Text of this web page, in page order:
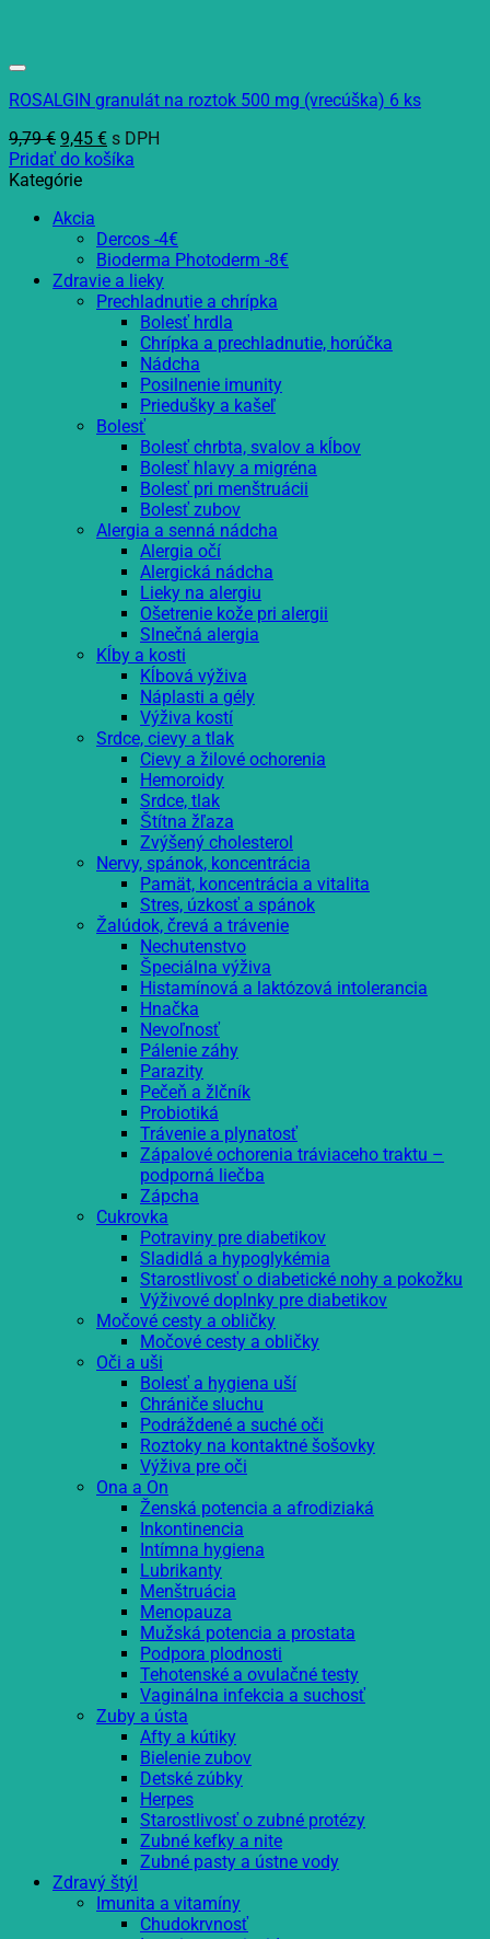
ROSALGIN granulát na roztok 500 mg (vrecúška) 6 ks
9,79€ Pôvodná
cena
bola:
9,45 €Aktuálna
cena
s DPH
Pridať do košíka
Kategórie
Akcia
Dercos -4€
Bioderma Photoderm -8€
Zdravie a lieky
Prechladnutie a chrípka
Bolesť hrdla
Chrípka a prechladnutie, horúčka
Nádcha
Posilnenie imunity
Priedušky a kašeľ
Bolesť
Bolesť chrbta, svalov a kĺbov
Bolesť hlavy a migréna
Bolesť pri menštruácii
Bolesť zubov
Alergia a senná nádcha
Alergia očí
Alergická nádcha
Lieky na alergiu
Ošetrenie kože pri alergii
Slnečná alergia
Kĺby a kosti
Kĺbová výživa
Náplasti a gély
Výživa kostí
Srdce, cievy a tlak
Cievy a žilové ochorenia
Hemoroidy
Srdce, tlak
Štítna žľaza
Zvýšený cholesterol
Nervy, spánok, koncentrácia
Pamät, koncentrácia a vitalita
Stres, úzkosť a spánok
Žalúdok, črevá a trávenie
Nechutenstvo
Špeciálna výživa
Histamínová a laktózová intolerancia
Hnačka
Nevoľnosť
Pálenie záhy
Parazity
Pečeň a žlčník
Probiotiká
Trávenie a plynatosť
Zápalové ochorenia tráviaceho traktu –
podporná liečba
Zápcha
Cukrovka
Potraviny pre diabetikov
Sladidlá a hypoglykémia
Starostlivosť o diabetické nohy a pokožku
Výživové doplnky pre diabetikov
Močové cesty a obličky
Močové cesty a obličky
Oči a uši
Bolesť a hygiena uší
Chrániče sluchu
Podráždené a suché oči
Roztoky na kontaktné šošovky
Výživa pre oči
Ona a On
Ženská potencia a afrodiziaká
Inkontinencia
Intímna hygiena
Lubrikanty
Menštruácia
Menopauza
Mužská potencia a prostata
Podpora plodnosti
Tehotenské a ovulačné testy
Vaginálna infekcia a suchosť
Zuby a ústa
Afty a kútiky
Bielenie zubov
Detské zúbky
Herpes
Starostlivosť o zubné protézy
Zubné kefky a nite
Zubné pasty a ústne vody
Zdravý štýl
Imunita a vitamíny
Chudokrvnosť